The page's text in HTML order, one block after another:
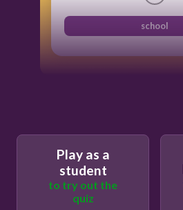
school
Play as a
student
to try out the
quiz